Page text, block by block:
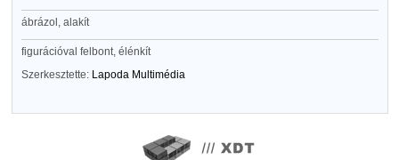
ábrázol, alakít
figurációval felbont, élénkít
Szerkesztette: Lapoda Multimédia